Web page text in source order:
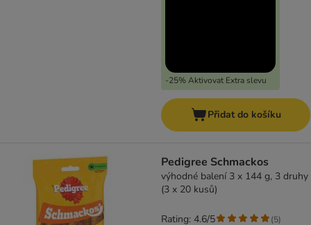
-25% Aktivovat Extra slevu
Přidat do košíku
Pedigree Schmackos
výhodné balení 3 x 144 g, 3 druhy
(3 x 20 kusů)
Rating: 4.6/5 (5)